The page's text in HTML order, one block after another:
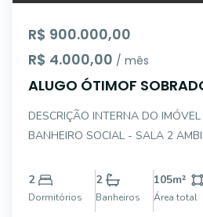
R$ 900.000,00
R$ 4.000,00 / mês
ALUGO ÓTIMOF
DESCRIÇÃO INTERNA DO IMÓVEL - 2 DORMITÓRIOS - 1
BANHEIRO SOCIAL - SALA 2
EDÍCULA NOS FUNDOS -
BANHEIRO DE EMPREGADA - 1
2
Dormitórios
2
Banheiros
105m²
Área total